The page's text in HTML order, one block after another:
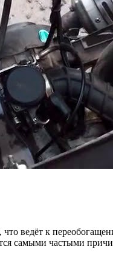
ведёт к
самыми частыми